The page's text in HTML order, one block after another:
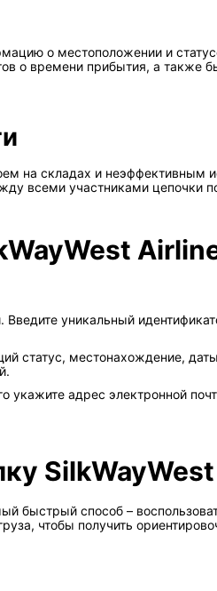
о местоположении и
о времени прибытия, а также
на складах и неэффективным
всеми участниками цепочки
уникальный
статус, местонахождение,
укажите адрес электронной
быстрый способ –
чтобы получить